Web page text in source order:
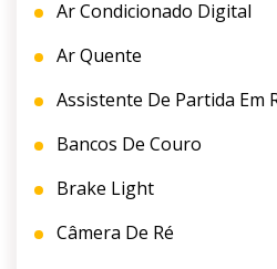
Ar Condicionado Digital
Ar Quente
Assistente De Partida Em
Bancos De Couro
Brake Light
Câmera De Ré